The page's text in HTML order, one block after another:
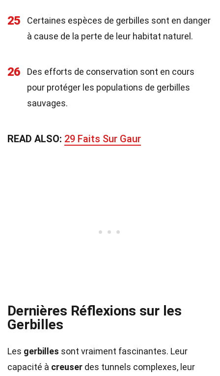
25
Certaines espèces de gerbilles sont en danger
à cause de la perte de leur habitat naturel.
26
Des efforts de conservation sont en cours
pour protéger les populations de gerbilles
sauvages.
READ ALSO: 29 Faits Sur Gaur
Dernières Réflexions sur les
Gerbilles
Les gerbilles sont vraiment fascinantes. Leur
capacité à creuser des tunnels complexes, leur